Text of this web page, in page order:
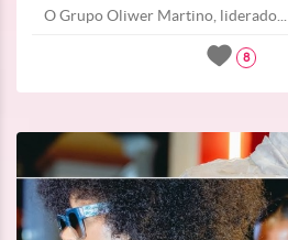
O Grupo Oliwer Martino, liderado...
8